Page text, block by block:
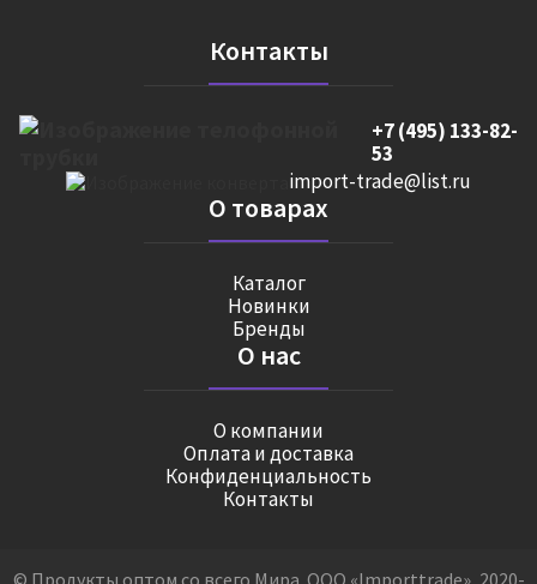
Контакты
+7 (495) 133-82-
53
import-trade@list.ru
О товарах
Каталог
Новинки
Бренды
О нас
О компании
Оплата и доставка
Конфиденциальность
Контакты